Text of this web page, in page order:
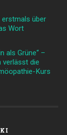
über
Wort
als Grüne“ –
verlässt die
Kurs